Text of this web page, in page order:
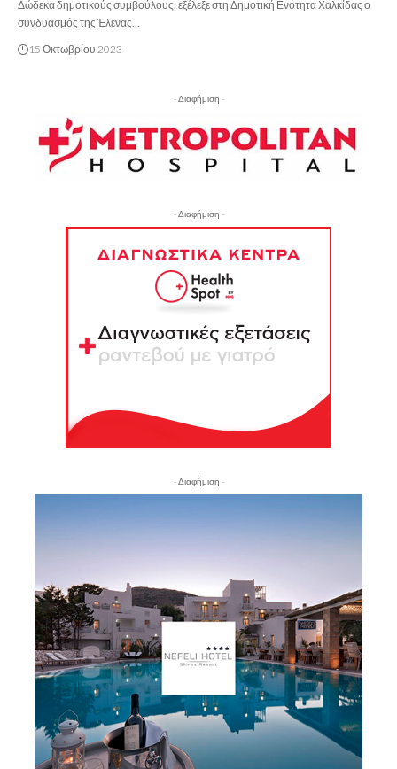
Δώδεκα δημοτικούς συμβούλους, εξέλεξε στη Δημοτική Ενότητα Χαλκίδας ο
συνδυασμός της Έλενας…
15 Οκτωβρίου 2023
- Διαφήμιση -
- Διαφήμιση -
- Διαφήμιση -